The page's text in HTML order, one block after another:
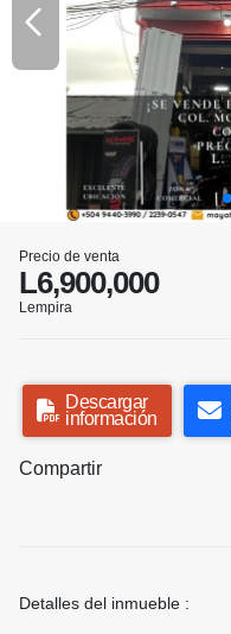
Precio de venta
L6,900,000
Lempira
Descargar
información
Compartir
Detalles del inmueble :